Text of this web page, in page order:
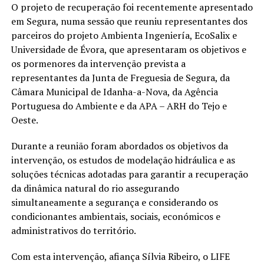
O projeto de recuperação foi recentemente apresentado
em Segura, numa sessão que reuniu representantes dos
parceiros do projeto Ambienta Ingeniería, EcoSalix e
Universidade de Évora, que apresentaram os objetivos e
os pormenores da intervenção prevista a
representantes da Junta de Freguesia de Segura, da
Câmara Municipal de Idanha-a-Nova, da Agência
Portuguesa do Ambiente e da APA – ARH do Tejo e
Oeste.
Durante a reunião foram abordados os objetivos da
intervenção, os estudos de modelação hidráulica e as
soluções técnicas adotadas para garantir a recuperação
da dinâmica natural do rio assegurando
simultaneamente a segurança e considerando os
condicionantes ambientais, sociais, económicos e
administrativos do território.
Com esta intervenção, afiança Sílvia Ribeiro, o LIFE